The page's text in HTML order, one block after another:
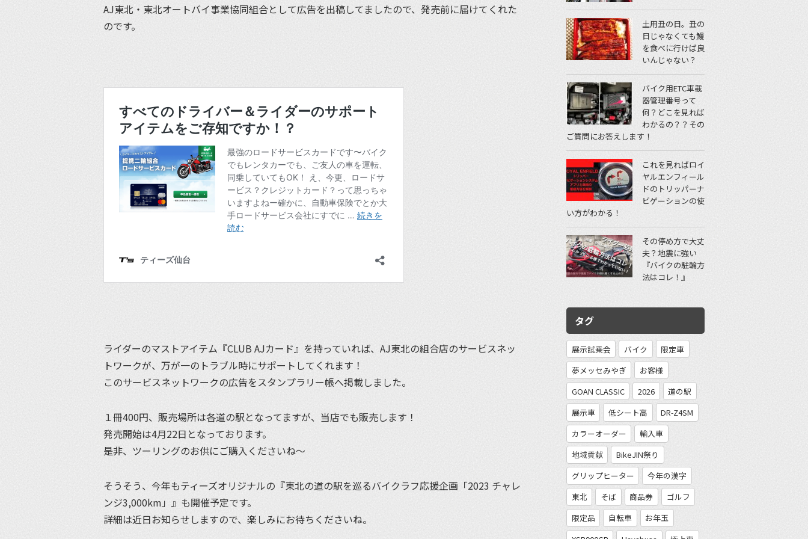
AJ東北・東北オートバイ事業協同組合として広告を出稿してましたので、発売前に届けてくれた
のです。
ライダーのマストアイテム『CLUB AJカード』を持っていれば、AJ東北の組合店のサービスネッ
トワークが、万が一のトラブル時にサポートしてくれます！
このサービスネットワークの広告をスタンプラリー帳へ掲載しました。
１冊400円、販売場所は各道の駅となってますが、当店でも販売します！
発売開始は4月22日となっております。
是非、ツーリングのお供にご購入くださいね〜
そうそう、今年もティーズオリジナルの『東北の道の駅を巡るバイクラフ応援企画「2023 チャレ
ンジ3,000km」』も開催予定です。
詳細は近日お知らせしますので、楽しみにお待ちくださいね。
土用丑の日。丑の
日じゃなくても鰻
を食べに行けば良
いんじゃない？
バイク用ETC車載
器管理番号って
何？どこを見れば
わかるの？？その
ご質問にお答えします！
これを見ればロイ
ヤルエンフィール
ドのトリッパーナ
ビゲーションの使
い方がわかる！
その停め方で大丈
夫？地震に強い
『バイクの駐輪方
法はコレ！』
タグ
展示試乗会 バイク
限定車
夢メッセみやぎ
お客様
GOAN CLASSIC
2026
道の駅
展示車
低シート高
DR-Z4SM
カラーオーダー
輸入車
地域貢献
BikeJIN祭り
グリップヒーター
今年の漢字
東北
そば 商品券
ゴルフ
限定品
自転車
お年玉